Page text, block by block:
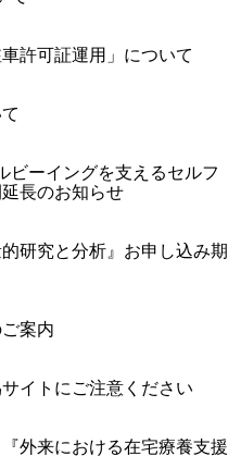
許可証運用」について
ビーイングを支えるセルフ
長のお知らせ
研究と分析』お申し込み期
案内
イトにご注意ください
外来における在宅療養支援